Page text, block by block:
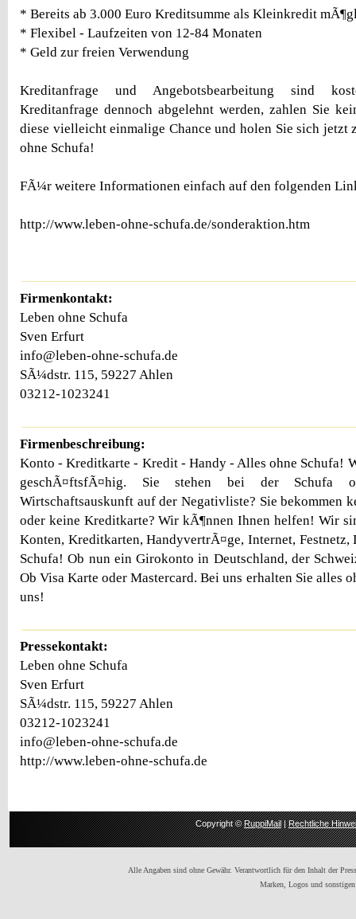
* Bereits ab 3.000 Euro Kreditsumme als Kleinkredit
* Flexibel - Laufzeiten von 12-84 Monaten
* Geld zur freien Verwendung
Kreditanfrage und Angebotsbearbeitung sind
Kreditanfrage dennoch abgelehnt werden, zahlen Sie
diese vielleicht einmalige Chance und holen Sie sich jetzt
ohne Schufa!
FÃ¼r weitere Informationen einfach auf den folgenden
http://www.leben-ohne-schufa.de/sonderaktion.htm
Firmenkontakt:
Leben ohne Schufa
Sven Erfurt
info@leben-ohne-schufa.de
SÃ¼dstr. 115, 59227 Ahlen
03212-1023241
Firmenbeschreibung:
Konto - Kreditkarte - Kredit - Handy - Alles ohne Schufa!
geschÃ¤ftsfÃ¤hig. Sie stehen bei der Schufa
Wirtschaftsauskunft auf der Negativliste? Sie bekommen
oder keine Kreditkarte? Wir kÃ¶nnen Ihnen helfen! Wir
Konten, Kreditkarten, HandyvertrÃ¤ge, Internet, Festnetz,
Schufa! Ob nun ein Girokonto in Deutschland, der
Ob Visa Karte oder Mastercard. Bei uns erhalten Sie alles
uns!
Pressekontakt:
Leben ohne Schufa
Sven Erfurt
SÃ¼dstr. 115, 59227 Ahlen
03212-1023241
info@leben-ohne-schufa.de
http://www.leben-ohne-schufa.de
Copyright ©RuppiMail|Rechtliche
Alle Angaben sind ohne Gewähr. Verantwortlich für den Inhalt der
Marken, Logos und